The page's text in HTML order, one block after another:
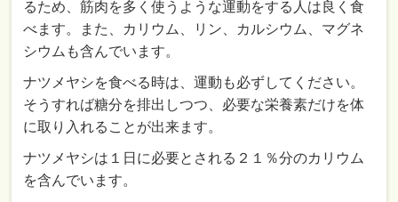
るため、筋肉を多く使うような運動をする人は良く食
べます。また、カリウム、リン、カルシウム、マグネ
シウムも含んでいます。
ナツメヤシを食べる時は、運動も必ずしてください。
そうすれば糖分を排出しつつ、必要な栄養素だけを体
に取り入れることが出来ます。
ナツメヤシは１日に必要とされる２１％分のカリウム
を含んでいます。